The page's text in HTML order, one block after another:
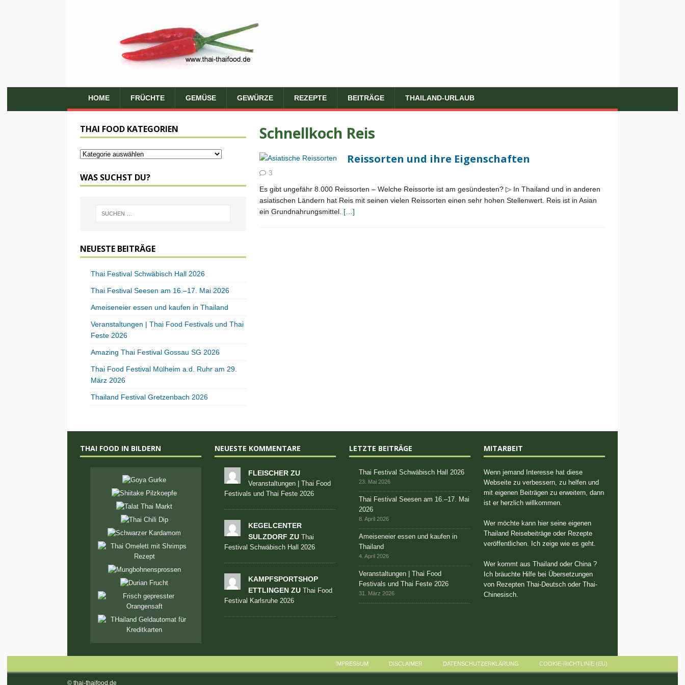
HOME FRÜCHTE GEMÜSE GEWÜRZE REZEPTE BEITRÄGE THAILAND-URLAUB
Schnellkoch Reis
Reissorten und ihre Eigenschaften
3
Es gibt ungefähr 8.000 Reissorten – Welche Reissorte ist am gesündesten? ▷ In Thailand und in anderen
asiatischen Ländern hat Reis mit seinen vielen Reissorten einen sehr hohen Stellenwert. Reis ist in Asian
ein Grundnahrungsmittel. […]
THAI FOOD KATEGORIEN
WAS SUCHST DU?
NEUESTE BEITRÄGE
Thai Festival Schwäbisch Hall 2026
Thai Festival Seesen am 16.–17. Mai 2026
Ameiseneier essen und kaufen in Thailand
Veranstaltungen | Thai Food Festivals und Thai
Feste 2026
Amazing Thai Festival Gossau SG 2026
Thai Food Festival Mülheim a.d. Ruhr am 29.
März 2026
Thailand Festival Gretzenbach 2026
THAI FOOD IN BILDERN NEUESTE KOMMENTARE
FLEISCHER ZU
Veranstaltungen | Thai Food
Festivals und Thai Feste 2026
KEGELCENTER
SULZDORF ZUThai
Festival Schwäbisch Hall 2026
KAMPFSPORTSHOP
ETTLINGEN ZUThai Food
Festival Karlsruhe 2026
LETZTE BEITRÄGE
Thai Festival Schwäbisch Hall 2026
23. Mai 2026
Thai Festival Seesen am 16.–17. Mai
2026
8. April 2026
Ameiseneier essen und kaufen in
Thailand
4. April 2026
Veranstaltungen | Thai Food
Festivals und Thai Feste 2026
31. März 2026
MITARBEIT
Wenn jemand Interesse hat diese
Webseite zu verbessern, zu helfen und
mit eigenen Beiträgen zu erweitern, dann
ist er herzlich willkommen.
Wer möchte kann hier seine eigenen
Thailand Reisebeiträge oder Rezepte
veröffentlichen. Ich zeige wie es geht.
Wer kommt aus Thailand oder China ?
Ich bräuchte Hilfe bei Übersetzungen
von Rezepten Thai-Deutsch oder Thai-
Chinesisch.
IMPRESSUM DISCLAIMER DATENSCHUTZERKLÄRUNG COOKIE-RICHTLINIE (EU)
© thai-thaifood.de